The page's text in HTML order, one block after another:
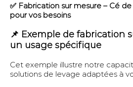
✅ Fabrication sur mesure – Cé
pour vos besoins
📌 Exemple de fabrication
un usage spécifique
Cet exemple illustre notre
solutions de levage adaptées à